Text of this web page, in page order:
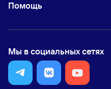
Помощь
Мы в социальных сетях